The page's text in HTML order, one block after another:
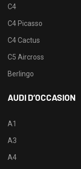
C4
C4 Picasso
C4 Cactus
C5 Aircross
Berlingo
AUDI D’OCCASION
A1
A3
A4